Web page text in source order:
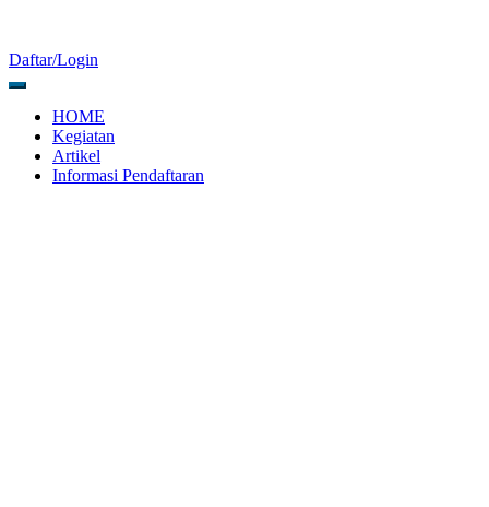
Daftar/Login
HOME
Kegiatan
Artikel
Informasi Pendaftaran